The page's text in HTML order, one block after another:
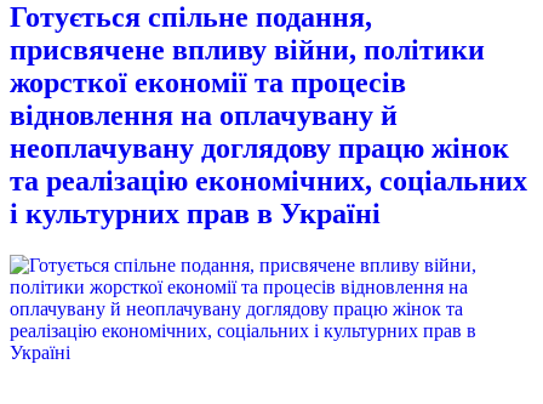
Готується спільне подання,
присвячене впливу війни, політики
жорсткої економії та процесів
відновлення на оплачувану й
неоплачувану доглядову працю жінок
та реалізацію економічних, соціальних
і культурних прав в Україні